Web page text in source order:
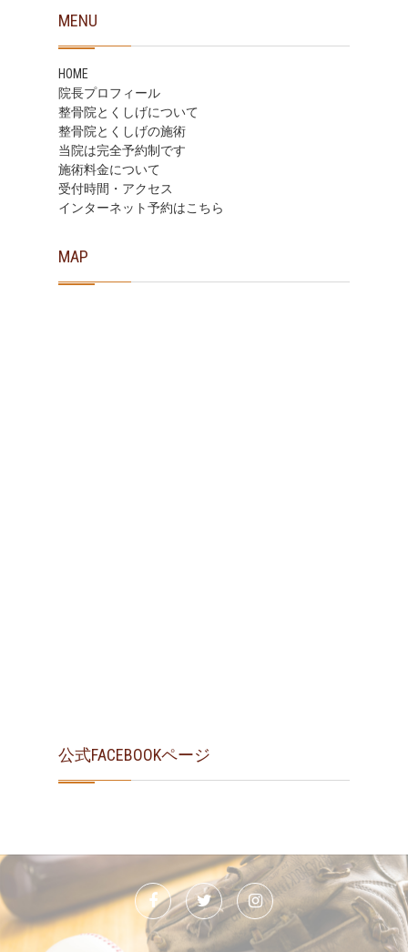
MENU
HOME
院長プロフィール
整骨院とくしげについて
整骨院とくしげの施術
当院は完全予約制です
施術料金について
受付時間・アクセス
インターネット予約はこちら
MAP
公式FACEBOOKページ
FacebookTwitterInstagram